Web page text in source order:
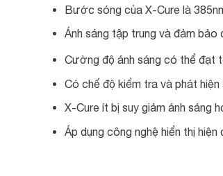
Bước sóng của X-Cure là
Ánh sáng tập trung và đảm bảo
Cường độ ánh sáng có thể đạt
Có chế độ kiểm tra và phát hiện
X-Cure ít bị suy giảm ánh sáng
Áp dụng công nghệ hiển thị